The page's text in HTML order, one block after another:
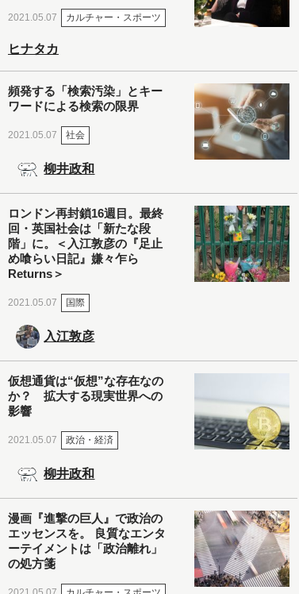
2021.05.07 カルチャー・スポーツ
ヒナタカ
頻発する「検索汚染」とキー
ワードによる検索の限界
2021.05.07 社会
柳井政和
ロンドン再封鎖16週目。最終
回・英国社会は「新たな段
階」に。＜入江敦彦の『足止
め喰らい日記』嫌々乍ら
Returns＞
2021.05.07 国際
入江敦彦
仮想通貨は“仮想”な存在なの
か？ 拡大する現実世界への
影響
2021.05.07 政治・経済
柳井政和
漫画『進撃の巨人』で政治の
エッセンスを。 良質なエンタ
ーテイメントは「政治離れ」
の処方箋